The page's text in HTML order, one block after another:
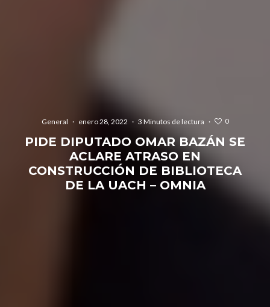
General · enero 28, 2022 · 3 Minutos de lectura · 0
PIDE DIPUTADO OMAR BAZÁN SE
ACLARE ATRASO EN
CONSTRUCCIÓN DE BIBLIOTECA
DE LA UACH – OMNIA